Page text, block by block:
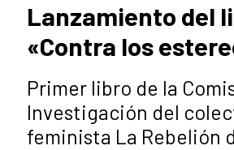
Lanzamiento del
«Contra los
Primer libro de la
Investigación del
feminista La Rebelión